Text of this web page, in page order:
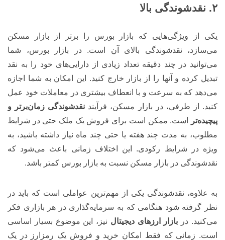
۲. نقدشوندگی بالا
یکی از ویژگی‌هایی که بازار بورس را برتر از بازار مسکن
می‌سازد، نقدشوندگی بالای آن است. در بازار بورس، شما
می‌توانید در چند دقیقه تعداد زیادی از دارایی‌های خود را به نقد
تبدیل کرده و آنها را از بازار خارج کنید. این امکان به شما اجازه
می‌دهد که به سرعت و با انعطاف بیشتری در معاملات خود عمل
کنید. از طرفی، در بازار مسکن، فرآیند نقدشوندگی زمان‌برتر و
پیچیده‌تر
است. ممکن است برای فروش یک ملک حتی در شرایط
مطلوب، به مدت چند هفته یا حتی چند ماه نیاز داشته باشید، به
ویژه در شرایط رکودی. این اختلاف زمانی باعث می‌شود که
نقدشوندگی در بازار مسکن نسبت به بازار بورس کمتر باشد.
به علاوه، نقدشوندگی یکی از مهم‌ترین عواملی است که باید در
نظر گرفته شود هنگامی که به سرمایه‌گذاری در هر بازاری فکر
می‌کنید. در بازار ارزهای دیجیتال نیز، این موضوع بسیار اساسی
است. زمانی که فقط امکان خرید و فروش یک رمزارز در یک